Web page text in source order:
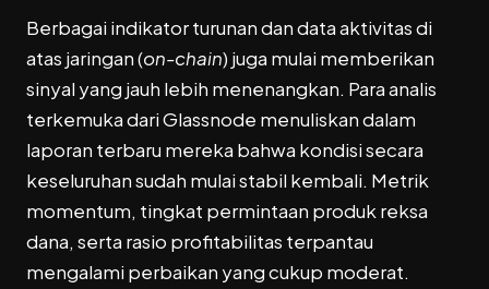
Berbagai indikator turunan dan data aktivitas di
atas jaringan (on-chain) juga mulai memberikan
sinyal yang jauh lebih menenangkan. Para analis
terkemuka dari Glassnode menuliskan dalam
laporan terbaru mereka bahwa kondisi secara
keseluruhan sudah mulai stabil kembali. Metrik
momentum, tingkat permintaan produk reksa
dana, serta rasio profitabilitas terpantau
mengalami perbaikan yang cukup moderat.